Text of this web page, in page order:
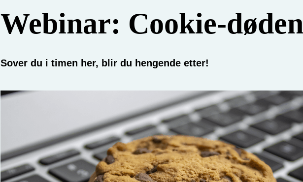
Webinar: Cookie-døden
Sover du i timen her, blir du hengende etter!